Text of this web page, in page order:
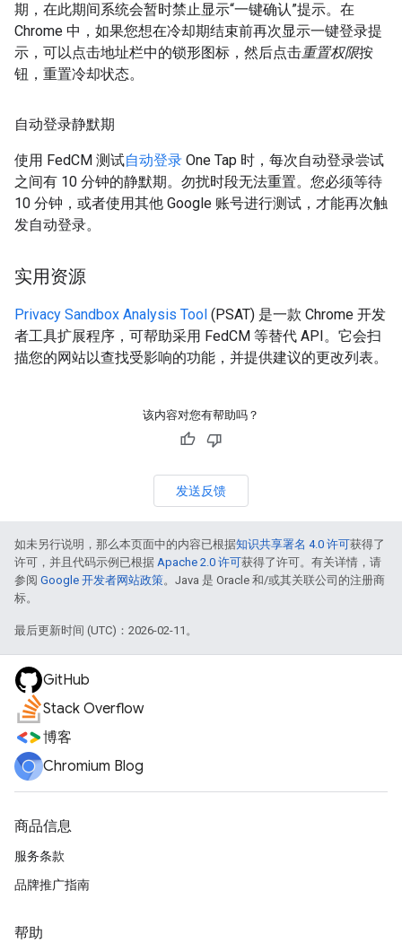
期，在此期间系统会暂时禁止显示“一键确认”提示。在
Chrome 中，如果您想在冷却期结束前再次显示一键登录提
示，可以点击地址栏中的锁形图标，然后点击重置权限按
钮，重置冷却状态。
自动登录静默期
使用 FedCM 测试自动登录 One Tap 时，每次自动登录尝试
之间有 10 分钟的静默期。勿扰时段无法重置。您必须等待
10 分钟，或者使用其他 Google 账号进行测试，才能再次触
发自动登录。
实用资源
Privacy Sandbox Analysis Tool (PSAT) 是一款 Chrome 开发
者工具扩展程序，可帮助采用 FedCM 等替代 API。它会扫
描您的网站以查找受影响的功能，并提供建议的更改列表。
该内容对您有帮助吗？
发送反馈
如未另行说明，那么本页面中的内容已根据知识共享署名 4.0 许可获得了
许可，并且代码示例已根据 Apache 2.0 许可获得了许可。有关详情，请
参阅 Google 开发者网站政策。Java 是 Oracle 和/或其关联公司的注册商
标。
最后更新时间 (UTC)：2026-02-11。
GitHub
Stack Overflow
博客
Chromium Blog
商品信息
服务条款
品牌推广指南
帮助